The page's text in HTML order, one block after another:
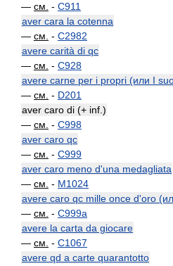
— см. - C911
aver cara la cotenna
— см. - C2982
avere carità di qc
— см. - C928
avere carne per i propri (или I
— см. - D201
aver caro di (+ inf.)
— см. - C998
aver caro qc
— см. - C999
aver caro meno d'una medagliata
— см. - M1024
avere caro qc mille once d'oro
— см. - C999a
avere la carta da giocare
— см. - C1067
avere qd a carte quarantotto